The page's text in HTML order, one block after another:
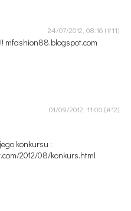
24/07/2012, 08:16
mfashion88.blogspot.com
01/09/2012, 11:00
konkursu :
2012/08/konkurs.html